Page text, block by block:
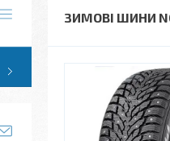
ЗИМОВІ ШИНИ